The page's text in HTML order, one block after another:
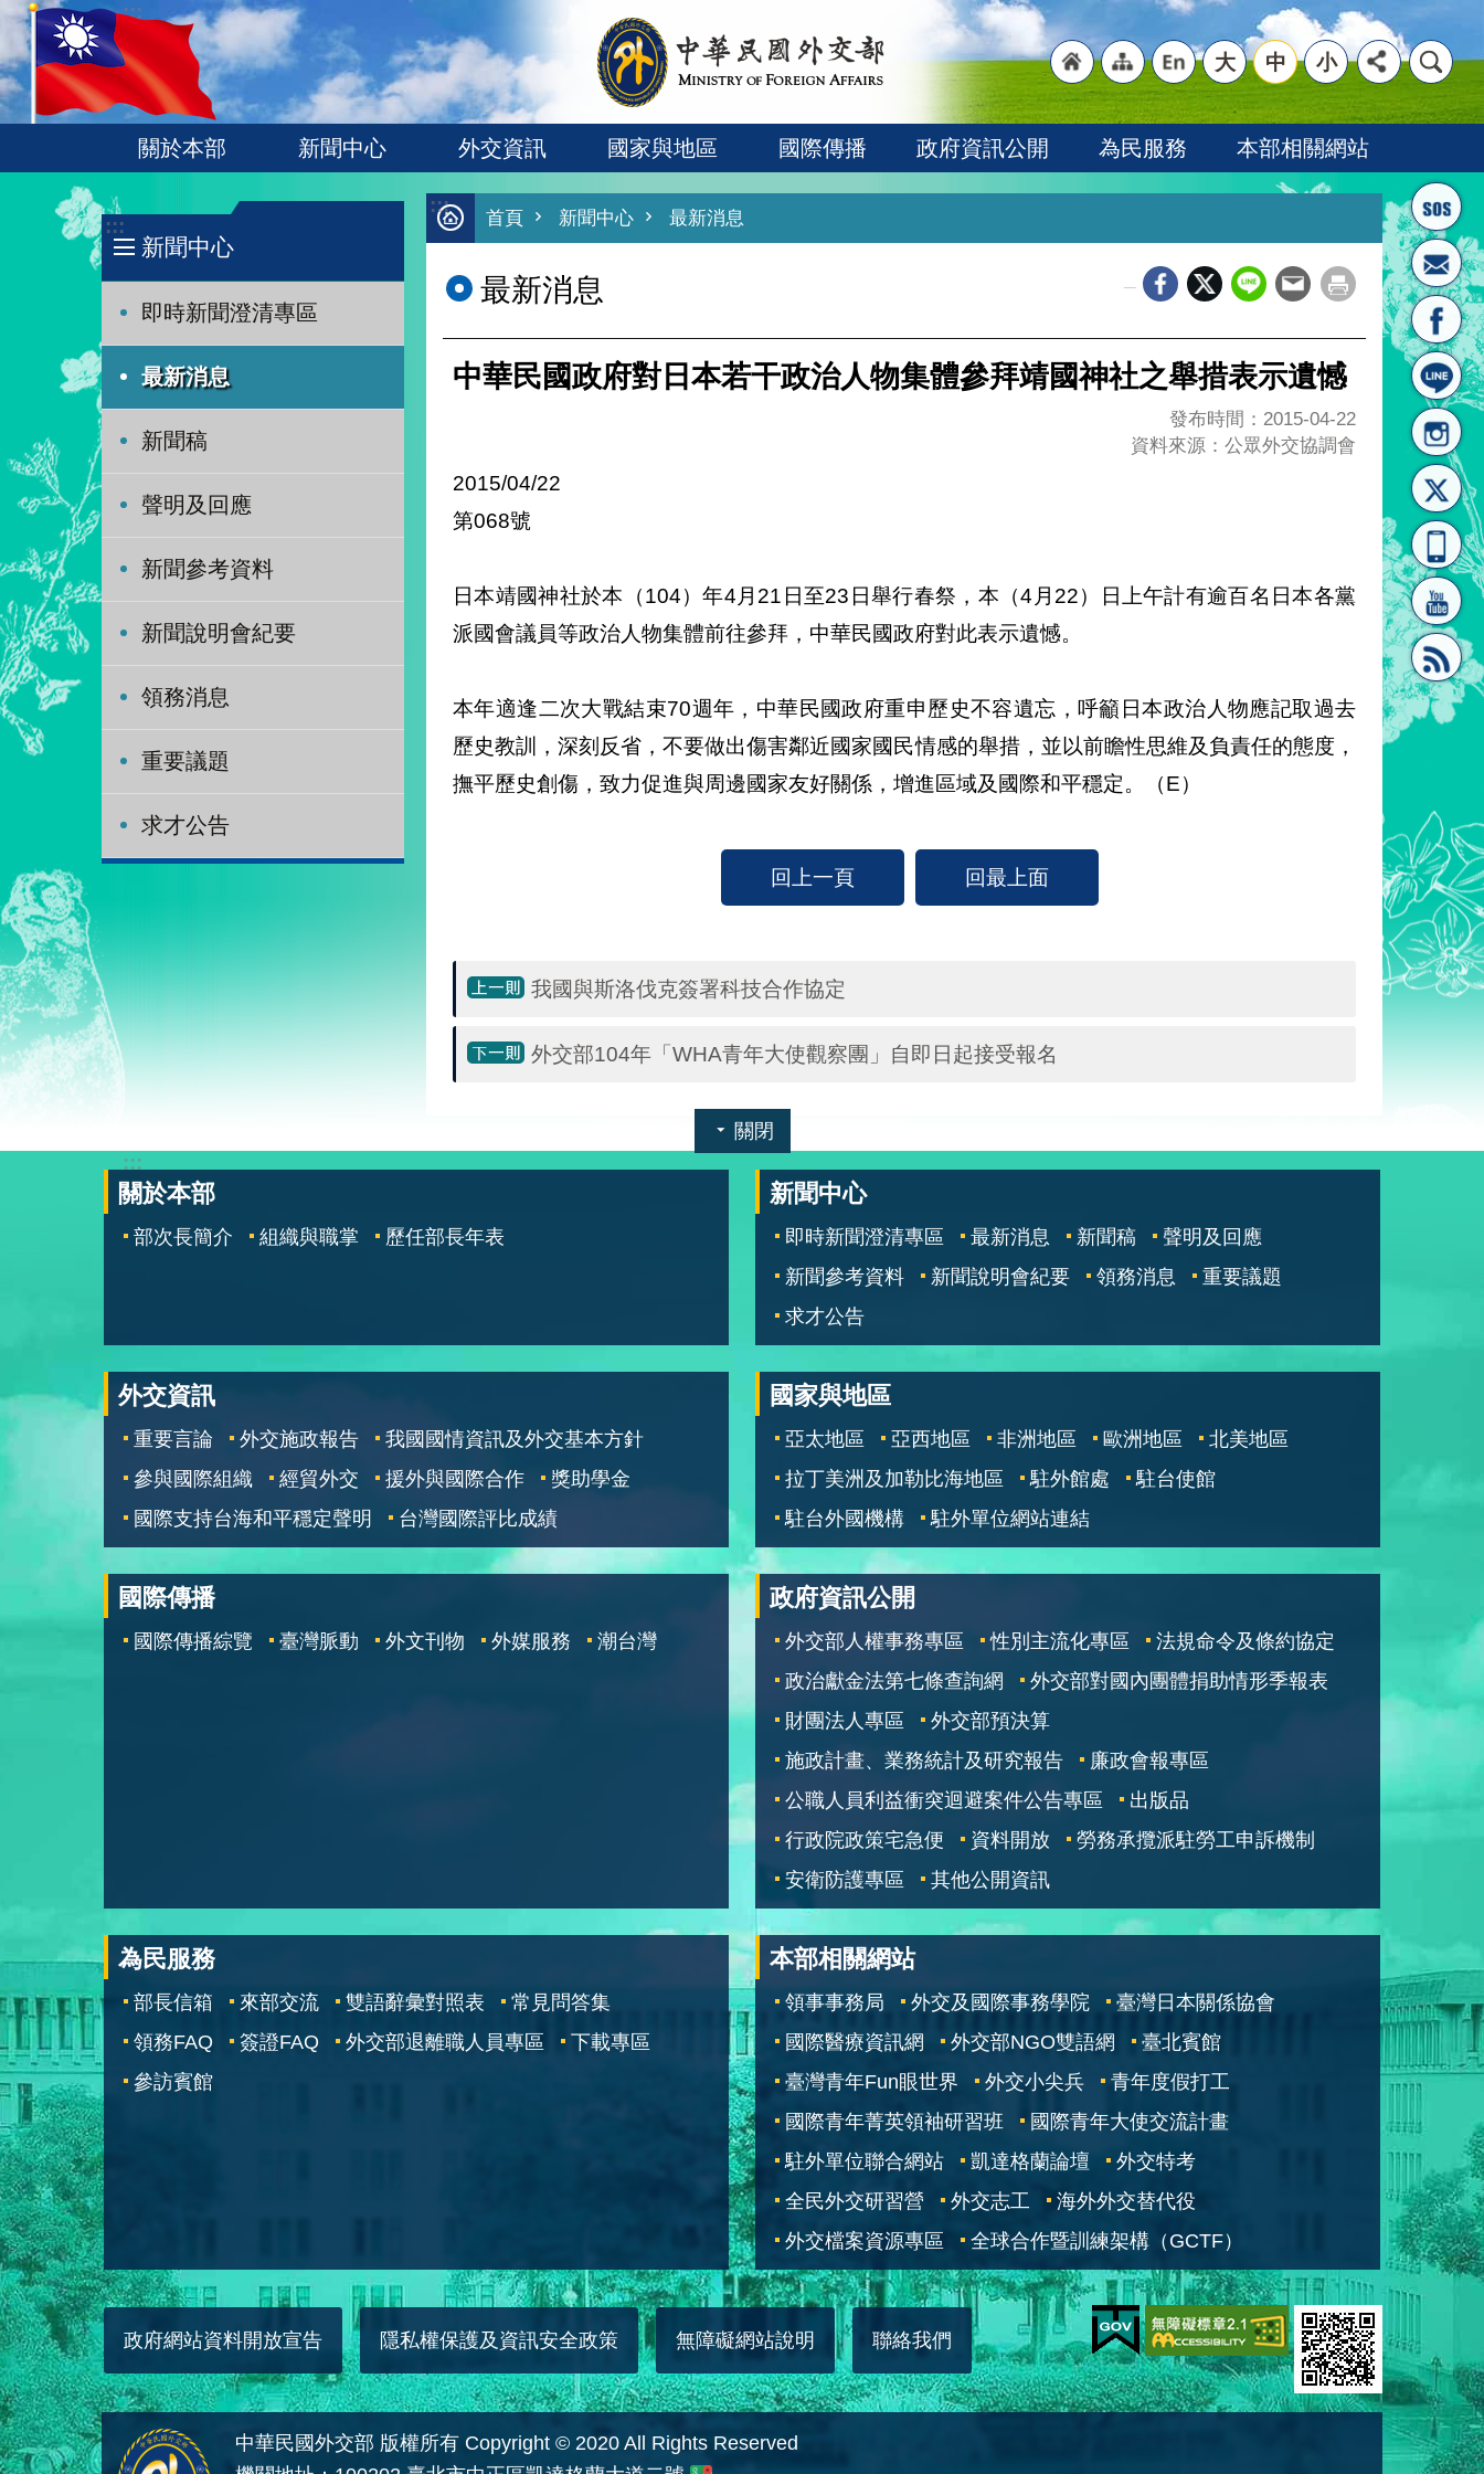
跳到主要內容區塊
:::
首頁
結]"
"網
站導
[連
"英
文語
大 中 小
關於本部 新聞中心 外交資訊 國家與地區 國際傳播 政府資訊公開 為民服務 本部相關網站
:::
新聞中心
即時新聞澄清專區
最新消息
新聞稿
聲明及回應
新聞參考資料
新聞說明會紀要
領務消息
重要議題
求才公告
:::
首頁 新聞中心 最新消息
最新消息
中華民國政府對日本若干政治人物集體參拜靖國神社之舉措表示遺憾
發布時間：2015-04-22
資料來源：公眾外交協調會
2015/04/22
第068號
日本靖國神社於本（104）年4月21日至23日舉行春祭，本（4月22）日上午計有逾百名日本各黨
派國會議員等政治人物集體前往參拜，中華民國政府對此表示遺憾。
本年適逢二次大戰結束70週年，中華民國政府重申歷史不容遺忘，呼籲日本政治人物應記取過去
歷史教訓，深刻反省，不要做出傷害鄰近國家國民情感的舉措，並以前瞻性思維及負責任的態度，
撫平歷史創傷，致力促進與周邊國家友好關係，增進區域及國際和平穩定。（E）
回上一頁 回最上面
我國與斯洛伐克簽署科技合作協定
外交部104年「WHA青年大使觀察團」自即日起接受報名
關閉
:::
關於本部
部次長簡介 組織與職掌 歷任部長年表
新聞中心
即時新聞澄清專區 最新消息 新聞稿
聲明及回應
新聞參考資料
新聞說明會紀要 領務消息
重要議題
求才公告
外交資訊
重要言論 外交施政報告
我國國情資訊及外交基本方針
參與國際組織
經貿外交 援外與國際合作
獎助學金
國際支持台海和平穩定聲明
台灣國際評比成績
國家與地區
亞太地區 亞西地區 非洲地區 歐洲地區
北美地區
拉丁美洲及加勒比海地區
駐外館處
駐台使館
駐台外國機構
駐外單位網站連結
國際傳播
國際傳播綜覽 臺灣脈動 外文刊物 外媒服務 潮台灣
政府資訊公開
外交部人權事務專區 性別主流化專區
法規命令及條約協定
政治獻金法第七條查詢網
外交部對國內團體捐助情形季報表
財團法人專區
外交部預決算
施政計畫、業務統計及研究報告
廉政會報專區
公職人員利益衝突迴避案件公告專區
出版品
行政院政策宅急便
資料開放
勞務承攬派駐勞工申訴機制
安衛防護專區
其他公開資訊
為民服務
部長信箱 來部交流 雙語辭彙對照表
常見問答集
領務FAQ
簽證FAQ 外交部退離職人員專區
下載專區
參訪賓館
本部相關網站
領事事務局 外交及國際事務學院
臺灣日本關係協會
國際醫療資訊網
外交部NGO雙語網
臺北賓館
臺灣青年Fun眼世界
外交小尖兵
青年度假打工
國際青年菁英領袖研習班
國際青年大使交流計畫
駐外單位聯合網站
凱達格蘭論壇
外交特考
全民外交研習營
外交志工
海外外交替代役
外交檔案資源專區
全球合作暨訓練架構（GCTF）
政府網站資料開放宣告 隱私權保護及資訊安全政策 無障礙網站說明 聯絡我們
中華民國外交部 版權所有 Copyright © 2020 All Rights Reserved